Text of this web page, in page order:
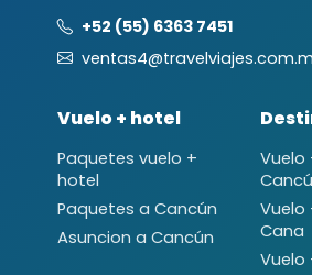
+52 (55) 6363 7451
Vuelo + hotel
Paquetes vuelo +
hotel
Paquetes a Cancún
Asuncion a Cancún
Vuelo
Vuelo
Cana
Vuelo